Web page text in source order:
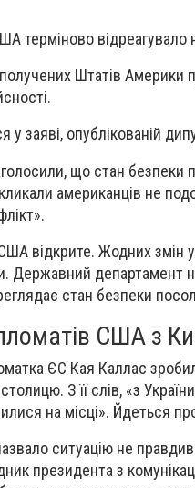
терміново відреагувало
Штатів Америки
у заяві, опублікованій
що стан безпеки
американців не
відкрите. Жодних змін
Державний департамент
стан безпеки
США з
ЄС Кая Каллас
З її слів, «з
на місці». Йдеться
ситуацію не
президента з